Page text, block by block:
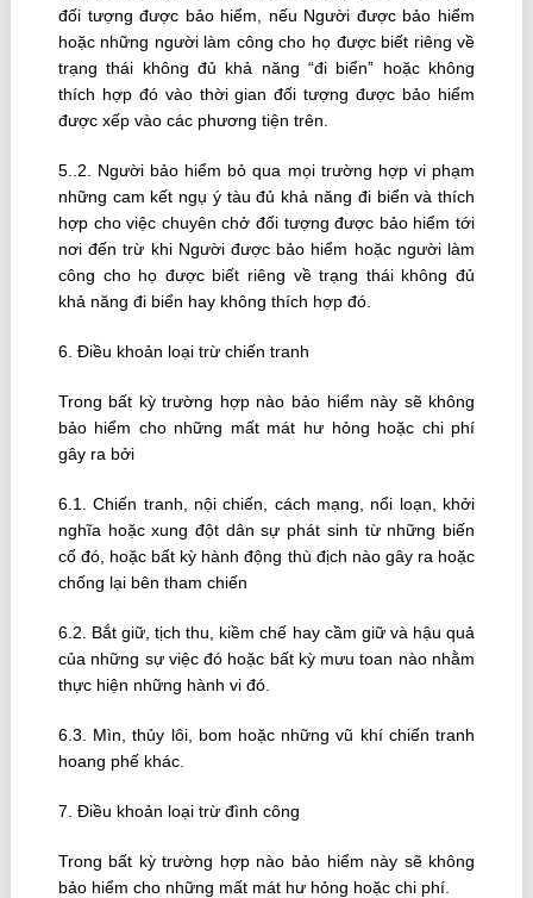
đối tượng được bảo hiểm, nếu Người được bảo hiểm
hoặc những người làm công cho họ được biết riêng về
trạng thái không đủ khả năng “đi biển” hoặc không
thích hợp đó vào thời gian đối tượng được bảo hiểm
được xếp vào các phương tiện trên.
5..2. Người bảo hiểm bỏ qua mọi trường hợp vi phạm
những cam kết ngụ ý tàu đủ khả năng đi biển và thích
hợp cho việc chuyên chở đối tượng được bảo hiểm tới
nơi đến trừ khi Người được bảo hiểm hoặc người làm
công cho họ được biết riêng về trạng thái không đủ
khả năng đi biển hay không thích hợp đó.
6. Ðiều khoản loại trừ chiến tranh
Trong bất kỳ trường hợp nào bảo hiểm này sẽ không
bảo hiểm cho những mất mát hư hỏng hoặc chi phí
gây ra bởi
6.1. Chiến tranh, nội chiến, cách mạng, nổi loạn, khởi
nghĩa hoặc xung đột dân sự phát sinh từ những biến
cố đó, hoặc bất kỳ hành động thù địch nào gây ra hoặc
chống lại bên tham chiến
6.2. Bắt giữ, tịch thu, kiềm chế hay cầm giữ và hậu quả
của những sự việc đó hoặc bất kỳ mưu toan nào nhằm
thực hiện những hành vi đó.
6.3. Mìn, thủy lôi, bom hoặc những vũ khí chiến tranh
hoang phế khác.
7. Ðiều khoản loại trừ đình công
Trong bất kỳ trường hợp nào bảo hiểm này sẽ không
bảo hiểm cho những mất mát hư hỏng hoặc chi phí.